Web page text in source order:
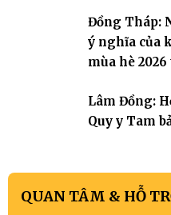
Đồng Tháp:
ý nghĩa của
mùa hè
Lâm Đồng:
Quy y Tam
QUAN TÂM & HỖ